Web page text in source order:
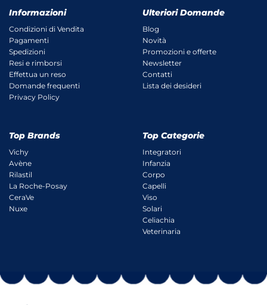
Informazioni
Condizioni di Vendita
Pagamenti
Spedizioni
Resi e rimborsi
Effettua un reso
Domande frequenti
Privacy Policy
Ulteriori Domande
Blog
Novità
Promozioni e offerte
Newsletter
Contatti
Lista dei desideri
Top Brands
Vichy
Avène
Rilastil
La Roche-Posay
CeraVe
Nuxe
Top Categorie
Integratori
Infanzia
Corpo
Capelli
Viso
Solari
Celiachia
Veterinaria